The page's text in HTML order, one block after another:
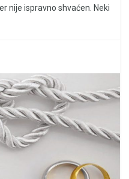
nije ispravno shvaćen. Neki